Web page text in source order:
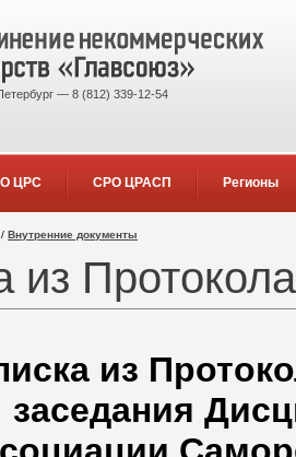
— 8 (812) 339-12-54
ЦРС СРО ЦРАСП Регионы
/ Внутренние документы
из
из
заседания